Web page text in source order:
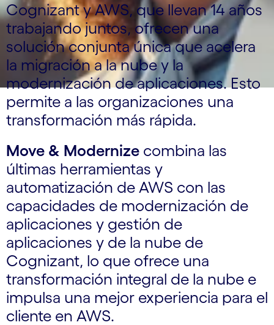
Cognizant y AWS, que llevan 14 años
trabajando juntos, ofrecen una
solución conjunta única que acelera
la migración a la nube y la
modernización de aplicaciones. Esto
permite a las organizaciones una
transformación más rápida.
Move & Modernize combina las
últimas herramientas y
automatización de AWS con las
capacidades de modernización de
aplicaciones y gestión de
aplicaciones y de la nube de
Cognizant, lo que ofrece una
transformación integral de la nube e
impulsa una mejor experiencia para el
cliente en AWS.